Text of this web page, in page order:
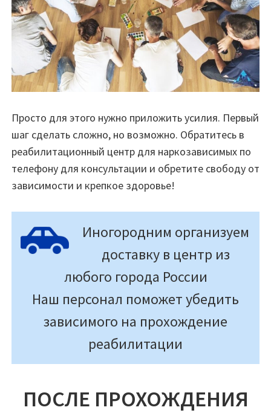
Просто для этого нужно приложить усилия. Первый
шаг сделать сложно, но возможно. Обратитесь в
реабилитационный центр для наркозависимых по
телефону для консультации и обретите свободу от
зависимости и крепкое здоровье!
Иногородним организуем
доставку в центр из
любого города России
Наш персонал поможет убедить
зависимого на прохождение
реабилитации
ПОСЛЕ ПРОХОЖДЕНИЯ